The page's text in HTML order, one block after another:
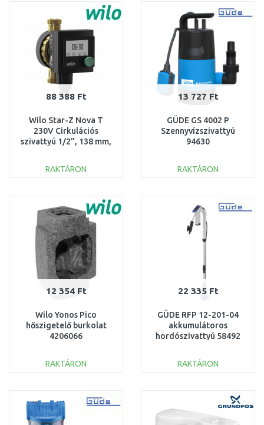
Összehasonlítás Összehasonlítás
88 388 Ft
Wilo Star-Z Nova T
230V Cirkulációs
szivattyú 1/2", 138 mm,
RAKTÁRON
Összehasonlítás
13 727 Ft
GÜDE GS 4002 P
Szennyvízszivattyú
94630
RAKTÁRON
Összehasonlítás
12 354 Ft
Wilo Yonos Pico
hőszigetelő burkolat
4206066
RAKTÁRON
Összehasonlítás
22 335 Ft
GÜDE RFP 12-201-04
akkumulátoros
hordószivattyú 58492
RAKTÁRON